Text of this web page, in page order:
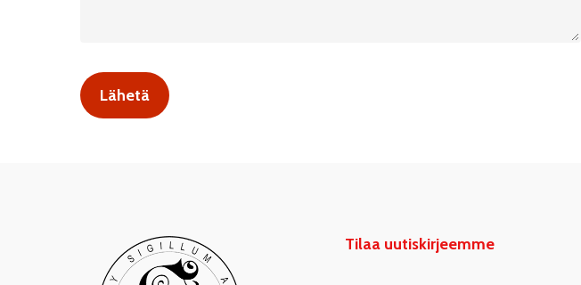
Tilaa uutiskirjeemme